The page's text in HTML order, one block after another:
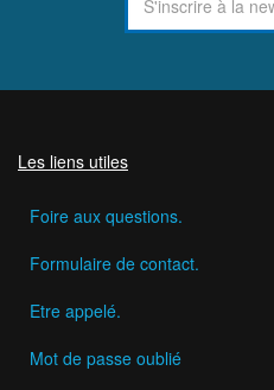
Les liens utiles
Foire aux questions.
Formulaire de contact.
Etre appelé.
Mot de passe oublié